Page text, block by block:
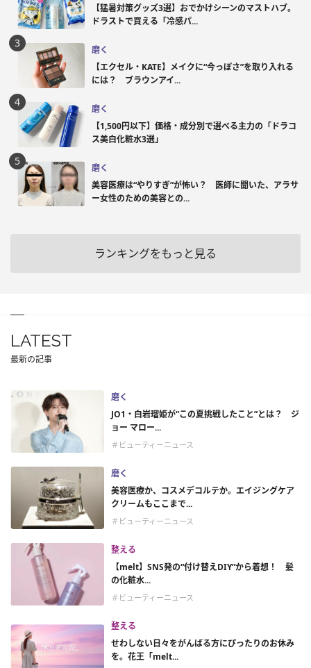
【猛暑対策グッズ3選】おでかけシーンのマストハブ。
ドラストで買える「冷感パ...
磨く
【エクセル・KATE】メイクに“今っぽさ”を取り入れる
には？ ブラウンアイ...
磨く
【1,500円以下】価格・成分別で選べる主力の「ドラコ
ス美白化粧水3選」
磨く
美容医療は“やりすぎ”が怖い？ 医師に聞いた、アラサ
ー女性のための美容との...
ランキングをもっと見る
LATEST
最新の記事
磨く
JO1・白岩瑠姫が“この夏挑戦したこと”とは？ ジ
ョー マロー...
＃ビューティーニュース
磨く
美容医療か、コスメデコルテか。エイジングケア
クリームもここまで...
＃ビューティーニュース
整える
【melt】SNS発の“付け替えDIY”から着想！ 髪
の化粧水...
＃ビューティーニュース
整える
せわしない日々をがんばる方にぴったりのお休み
を。花王「melt...